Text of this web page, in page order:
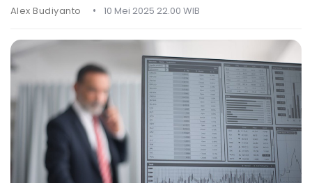
Alex Budiyanto • 10 Mei 2025 22.00 WIB